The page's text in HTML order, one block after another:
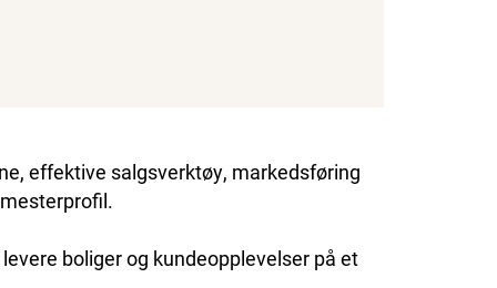
effektive salgsverktøy, markedsføring
boliger og kundeopplevelser på et